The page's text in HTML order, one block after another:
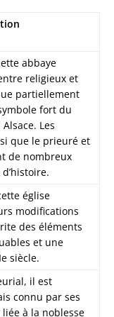
abbaye
religieux et
partiellement
fort du
Les
que le prieuré et
de nombreux
église
modifications
des éléments
et une
siècle.
il est
connu par ses
à la noblesse